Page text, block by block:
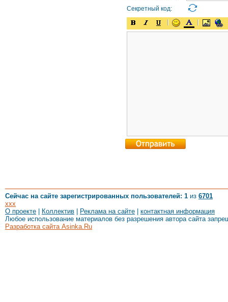
Секретный код:
Сейчас на сайте зарегистрированных пользователей: 1 из 6701
xxx
О проекте
Коллектив Реклама на сайте
контактная информация
Любое использование материалов без разрешения автора сайта
Разработка сайта Asinka.Ru